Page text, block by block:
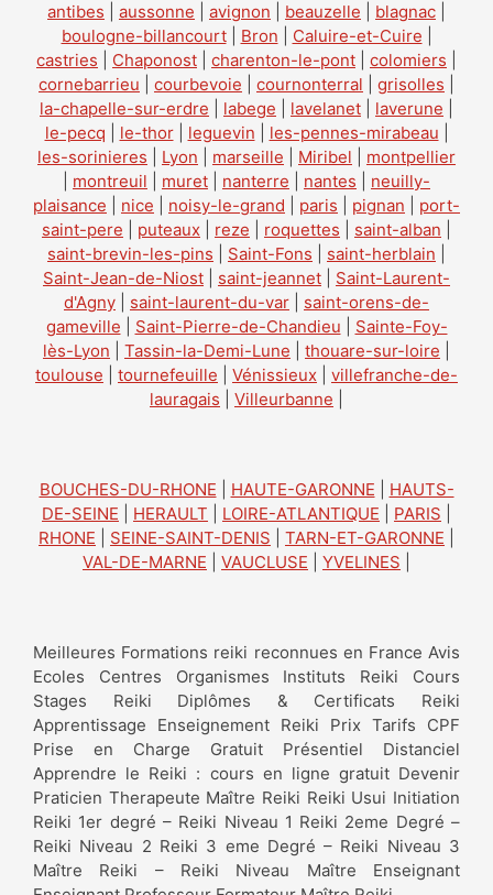
antibes aussonne avignon beauzelle blagnac
boulogne-billancourt| Bron Caluire-et-Cuire
castries
Chaponost charenton-le-pont colomiers
cornebarrieu
courbevoie cournonterral grisolles
la-chapelle-sur-erdre
labege lavelanet laverune
le-pecq
le-thor| leguevin les-pennes-mirabeau
les-sorinieres
Lyon marseille Miribel
montpellier
montreuil muret nanterre nantes
neuilly-
plaisance
nice noisy-le-grand paris pignan
port-
saint-pere
puteaux reze roquettes saint-alban
saint-brevin-les-pins
Saint-Fons saint-herblain
Saint-Jean-de-Niost
saint-jeannet
Saint-Laurent-
d'Agny
saint-laurent-du-var
saint-orens-de-
gameville
Saint-Pierre-de-Chandieu
Sainte-Foy-
lès-Lyon
Tassin-la-Demi-Lune thouare-sur-loire
toulouse
tournefeuille Vénissieux
villefranche-de-
lauragais
Villeurbanne
BOUCHES-DU-RHONE HAUTE-GARONNE
HAUTS-
DE-SEINE
HERAULT LOIRE-ATLANTIQUE PARIS
RHONE
SEINE-SAINT-DENIS TARN-ET-GARONNE
VAL-DE-MARNE
VAUCLUSE YVELINES
Meilleures Formations reiki reconnues en France Avis
Ecoles Centres Organismes Instituts Reiki Cours
Stages Reiki Diplômes & Certificats Reiki
Apprentissage Enseignement Reiki Prix Tarifs CPF
Prise en Charge Gratuit Présentiel Distanciel
Apprendre le Reiki : cours en ligne gratuit Devenir
Praticien Therapeute Maître Reiki Reiki Usui Initiation
Reiki 1er degré – Reiki Niveau 1 Reiki 2eme Degré –
Reiki Niveau 2 Reiki 3 eme Degré – Reiki Niveau 3
Maître Reiki – Reiki Niveau Maître Enseignant